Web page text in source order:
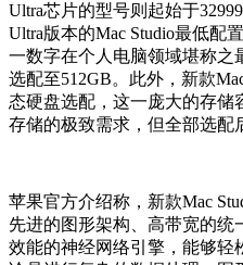
Ultra芯片的型号则起始于
Ultra版本的Mac Studio最低配
一数字在个人电脑领域堪称之
选配至512GB。此外，新款
态硬盘选配，这一庞大的存
存储的极致需求，但全部选配
苹果官方介绍称，新款Mac
先进的图形架构、高带宽的统
效能的神经网络引擎，能够轻